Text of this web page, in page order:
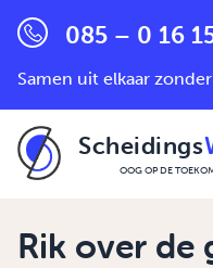
085 – 0 16
Samen uit elkaar
Scheidings
OOG OP DE
Rik over de